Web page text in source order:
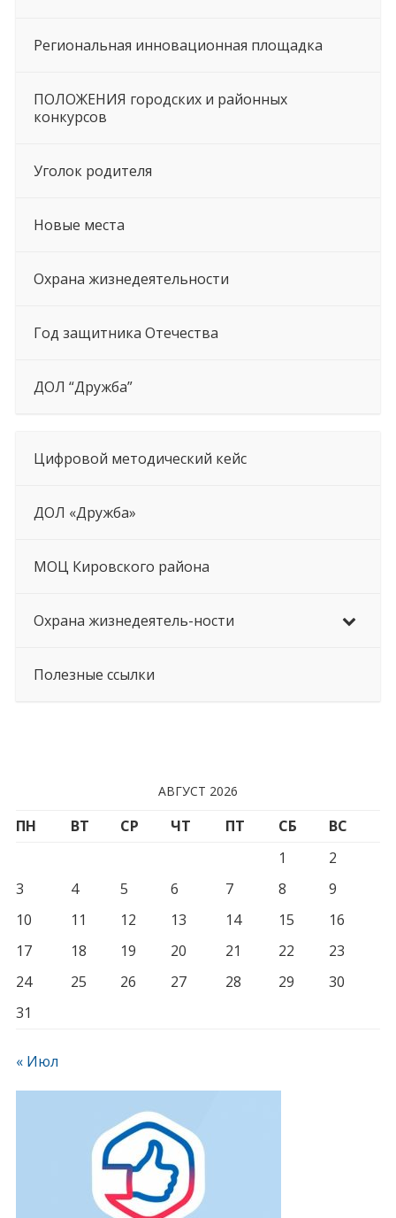
Региональная инновационная площадка
ПОЛОЖЕНИЯ городских и районных
конкурсов
Уголок родителя
Новые места
Охрана жизнедеятельности
Год защитника Отечества
ДОЛ “Дружба”
Цифровой методический кейс
ДОЛ «Дружба»
МОЦ Кировского района
Охрана жизнедеятель-ности
Полезные ссылки
АВГУСТ 2026
ПН ВТ СР ЧТ ПТ СБ
ВС
1
2
3
4 5 6 7 8
9
10
11 12 13 14 15
16
17
18 19 20 21 22
23
24
25 26 27 28 29
30
31
« Июл